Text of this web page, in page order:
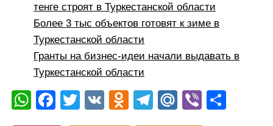
тенге строят в Туркестанской области
Более 3 тыс объектов готовят к зиме в
Туркестанской области
Гранты на бизнес-идеи начали выдавать в
Туркестанской области
W F
T
V
O
T
M Vi